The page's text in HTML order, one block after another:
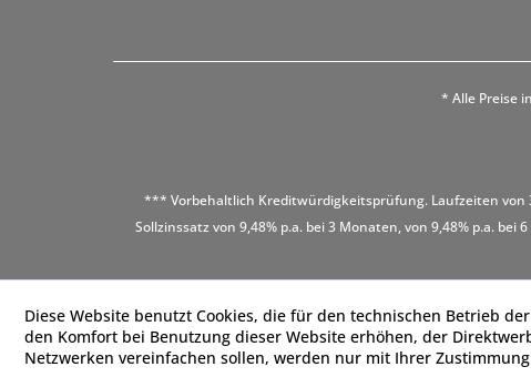
* Alle Preise
*** Vorbehaltlich Kreditwürdigkeitsprüfung. Laufzeiten von
Sollzinssatz von 9,48% p.a. bei 3 Monaten, von 9,48% p.a.
Diese Website benutzt Cookies, die für den technischen Betrieb
den Komfort bei Benutzung dieser Website erhöhen, der
Netzwerken vereinfachen sollen, werden nur mit Ihrer